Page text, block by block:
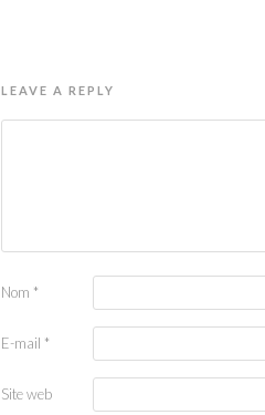
LEAVE A REPLY
Nom *
E-mail *
Site web